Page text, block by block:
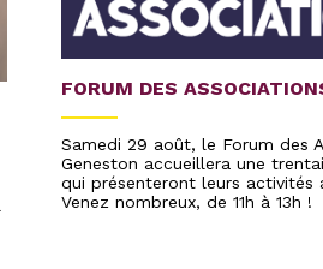
FORUM DES
Samedi 29 août, le Forum des
Geneston accueillera une
qui présenteront leurs activités
Venez nombreux, de 11h à 13h !